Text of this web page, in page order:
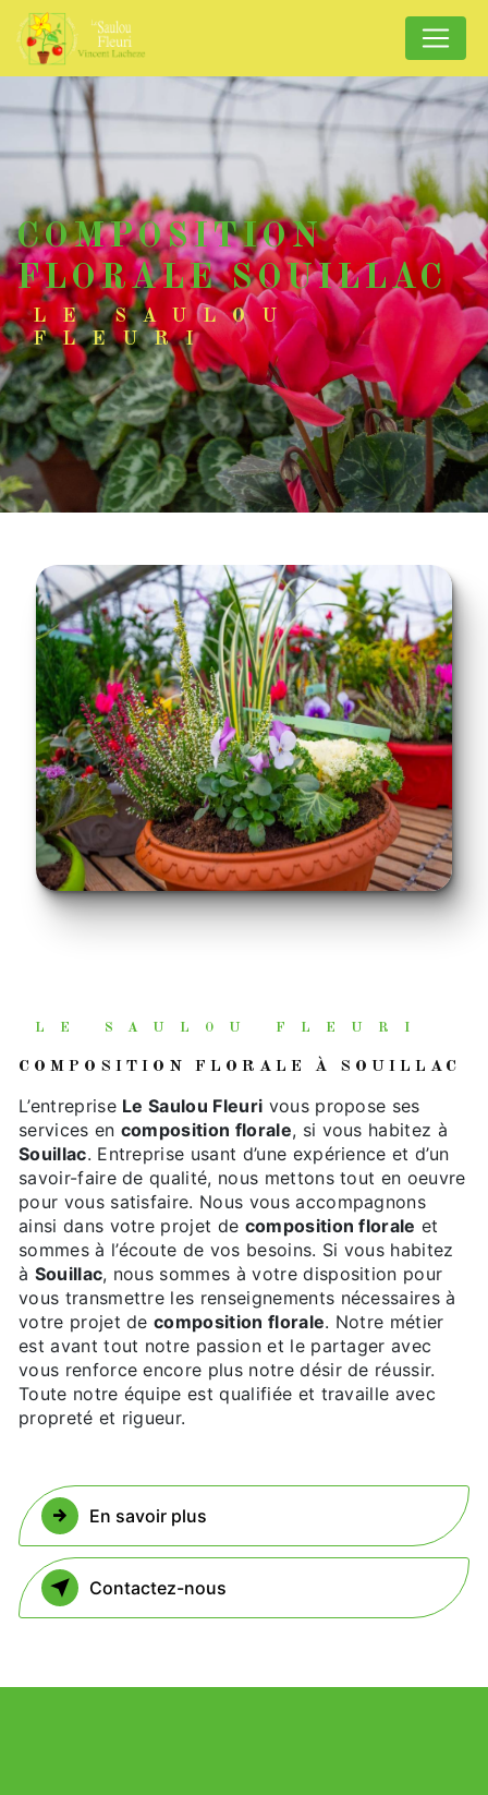
COMPOSITION
FLORALE SOUILLAC
LE SAULOU
FLEURI
LE SAULOU FLEURI
COMPOSITION FLORALE À SOUILLAC
L’entreprise Le Saulou Fleuri vous propose ses
services en composition florale, si vous habitez à
Souillac. Entreprise usant d’une expérience et d’un
savoir-faire de qualité, nous mettons tout en oeuvre
pour vous satisfaire. Nous vous accompagnons
ainsi dans votre projet de composition florale et
sommes à l’écoute de vos besoins. Si vous habitez
à Souillac, nous sommes à votre disposition pour
vous transmettre les renseignements nécessaires à
votre projet decomposition florale. Notre métier
est avant tout notre passion et le partager avec
vous renforce encore plus notre désir de réussir.
Toute notre équipe est qualifiée et travaille avec
propreté et rigueur.
En savoir plus
Contactez-nous
Panneau de gestion des cookies